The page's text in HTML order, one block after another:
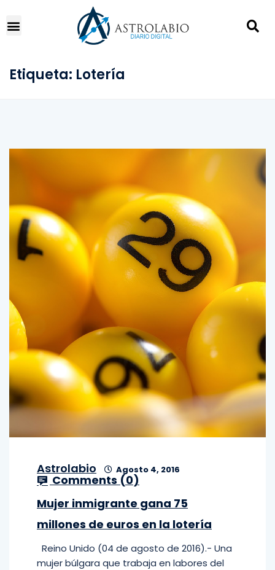
Etiqueta: Lotería
Astrolabio Agosto 4, 2016
Comments (0)
Mujer inmigrante gana 75
millones de euros en la lotería
Reino Unido (04 de agosto de 2016).- Una
mujer búlgara que trabaja en labores del